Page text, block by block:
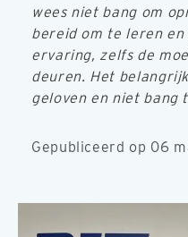
wees niet bang om
bereid om te leren
ervaring, zelfs de
deuren. Het
geloven en niet bang
Gepubliceerd op 06